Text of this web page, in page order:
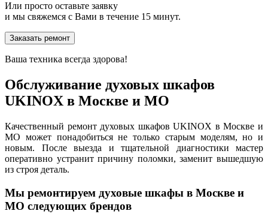
Или просто оставьте заявку
и мы свяжемся с Вами в течение 15 минут.
Заказать ремонт
Ваша техника всегда здорова!
Обслуживание духовых шкафов
UKINOX в Москве и МО
Качественный ремонт духовых шкафов UKINOX в Москве и
МО может понадобиться не только старым моделям, но и
новым. После выезда и тщательной диагностики мастер
оперативно устранит причину поломки, заменит вышедшую
из строя деталь.
Мы ремонтируем духовые шкафы в Москве и
МО следующих брендов